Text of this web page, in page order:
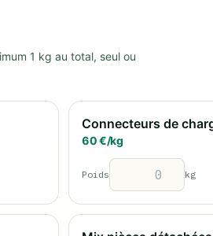
1 kg au total, seul ou
Connecteurs de
60€/kg
Poids kg